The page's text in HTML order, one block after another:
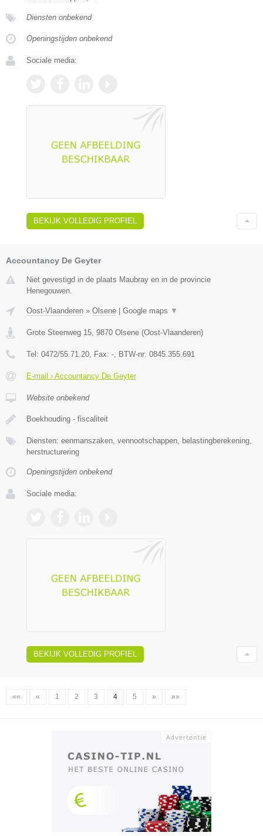
Diensten onbekend
Openingstijden onbekend
Sociale media:
BEKIJK VOLLEDIG PROFIEL
Accountancy De Geyter
Niet gevestigd in de plaats Maubray en in de provincie
Henegouwen.
Oost-Vlaanderen » Olsene Google maps ▼
Grote Steenweg 15 9870 Olsene (Oost-Vlaanderen)
Tel: 0472/55.71.20 , Fax: - , BTW-nr: 0845.355.691
E-mail › Accountancy De Geyter
Website onbekend
Boekhouding - fiscaliteit
Diensten: eenmanszaken, vennootschappen, belastingberekening,
herstructurering
Openingstijden onbekend
Sociale media:
BEKIJK VOLLEDIG PROFIEL
«« « 1 2 3 4 5 » »»